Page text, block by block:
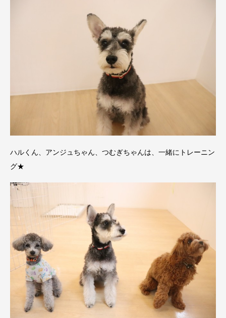
ハルくん、アンジュちゃん、つむぎちゃんは、一緒にトレーニン
グ★